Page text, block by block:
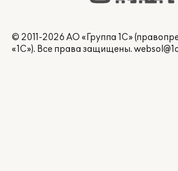
© 2011-2026 АО «Группа 1С»
«1С»). Все права защищены.